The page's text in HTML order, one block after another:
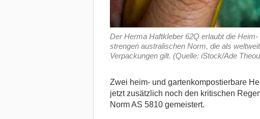
Der Herma Haftkleber 62Q erlaubt die
strengen australischen Norm, die als
Verpackungen gilt. (Quelle: iStock/Ade
Zwei heim- und gartenkompostierbare
jetzt zusätzlich noch den kritischen
Norm AS 5810 gemeistert.